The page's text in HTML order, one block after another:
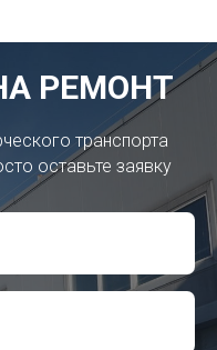
РЕМОНТ
транспорта
оставьте заявку